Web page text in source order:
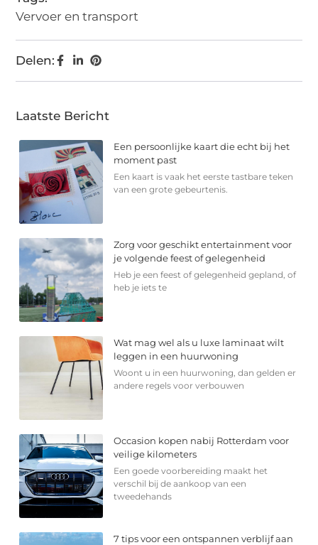
Vervoer en transport
Delen:
Laatste Bericht
Een persoonlijke kaart die echt bij het
moment past
Een kaart is vaak het eerste tastbare teken
van een grote gebeurtenis.
Zorg voor geschikt entertainment voor
je volgende feest of gelegenheid
Heb je een feest of gelegenheid gepland, of
heb je iets te
Wat mag wel als u luxe laminaat wilt
leggen in een huurwoning
Woont u in een huurwoning, dan gelden er
andere regels voor verbouwen
Occasion kopen nabij Rotterdam voor
veilige kilometers
Een goede voorbereiding maakt het
verschil bij de aankoop van een
tweedehands
7 tips voor een ontspannen verblijf aan